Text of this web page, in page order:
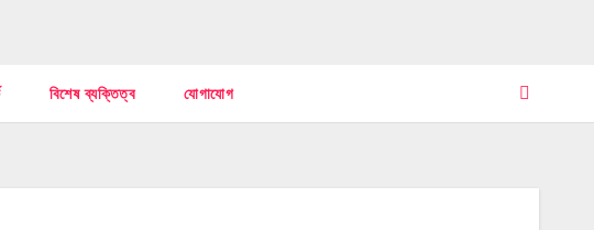
বিশেষ ব্যক্তিত্ব যোগাযোগ